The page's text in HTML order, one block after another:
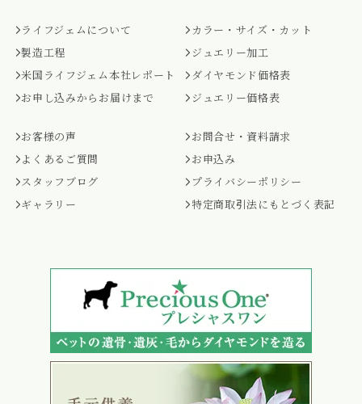
ライフジェムについて
製造工程
米国ライフジェム本社レポート
お申し込みからお届けまで
カラー・サイズ・カット
ジュエリー加工
ダイヤモンド価格表
ジュエリー価格表
お客様の声
よくあるご質問
スタッフブログ
ギャラリー
お問合せ・資料請求
お申込み
プライバシーポリシー
特定商取引法にもとづく表記